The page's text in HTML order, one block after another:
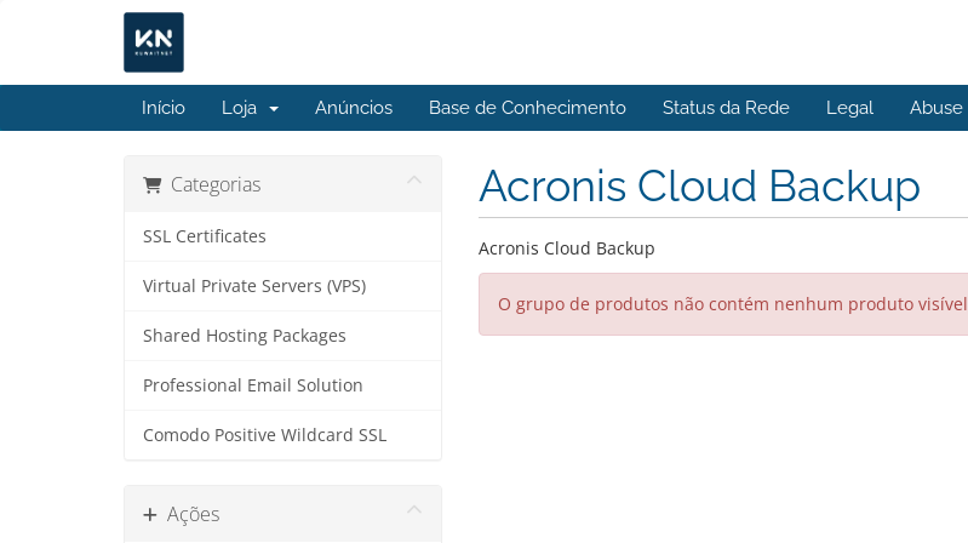
Início Loja Anúncios Base de Conhecimento Status da Rede Legal Abuse
Categorias
SSL Certificates
Virtual Private Servers (VPS)
Shared Hosting Packages
Professional Email Solution
Comodo Positive Wildcard SSL
Ações
Acronis Cloud Backup
Acronis Cloud Backup
O grupo de produtos não contém nenhum produto visível